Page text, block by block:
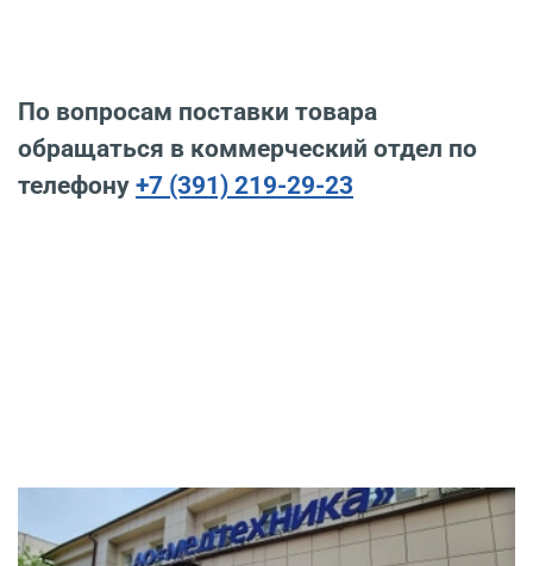
По вопросам поставки товара
обращаться в коммерческий отдел по
телефону +7 (391) 219-29-23